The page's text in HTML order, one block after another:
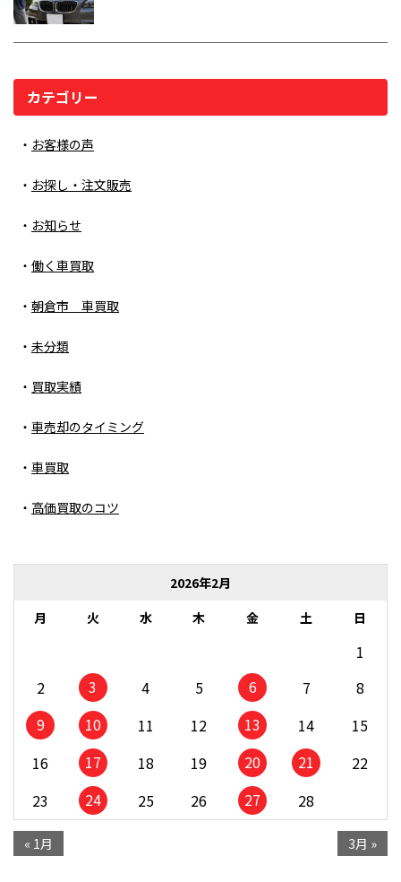
カテゴリー
お客様の声
お探し・注文販売
お知らせ
働く車買取
朝倉市 車買取
未分類
買取実績
車売却のタイミング
車買取
高価買取のコツ
2026年2月
月
火 水 木 金 土 日
1
2
3 4 5 6 7
8
9
10 11 12 13 14
15
16
17 18 19 20 21
22
23
24 25 26 27 28
« 1月 3月 »